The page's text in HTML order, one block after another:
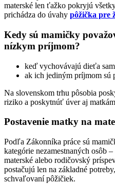
materské len ťažko pokryjú
prichádza do úvahy pôžička pre
Kedy sú mamičky
nízkym príjmom?
keď vychovávajú dieťa
ak ich jediným príjmom sú
Na slovenskom trhu pôsobia
riziko a poskytnúť úver aj
Postavenie matky na
Podľa Zákonníka práce sú
kategórie nezamestnaných osôb
materské alebo rodičovský
postačujú len na základné
schvaľovaní pôžičiek.